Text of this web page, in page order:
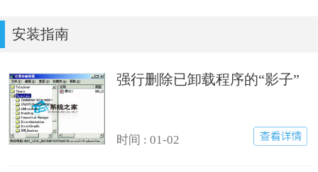
安装指南
强行删除已卸载程序的“影子”
时间 : 01-02